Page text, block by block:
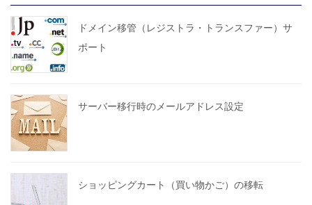
ドメイン移管（レジストラ・トランスファー）サ
ポート
サーバー移行時のメールアドレス設定
ショッピングカート（買い物かご）の移転